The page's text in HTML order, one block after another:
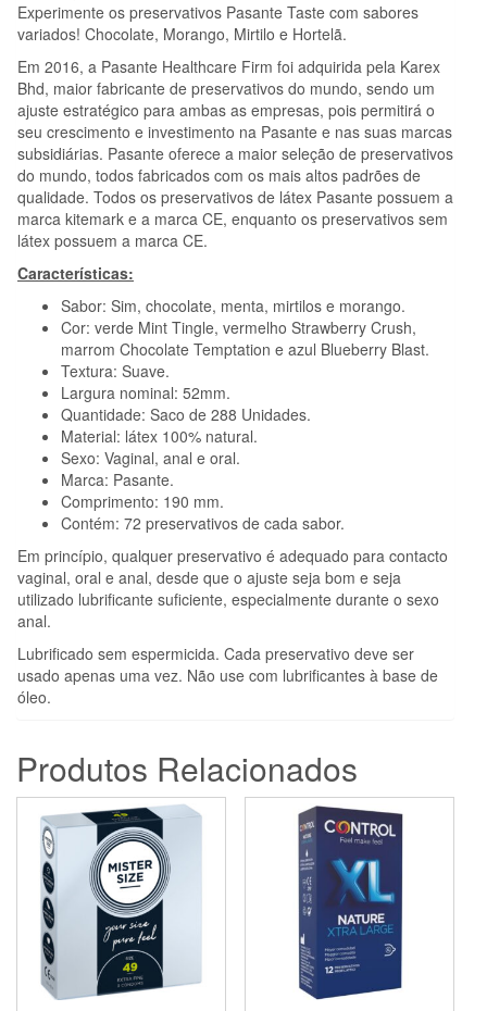
Experimente os preservativos Pasante Taste com sabores
variados! Chocolate, Morango, Mirtilo e Hortelã.
Em 2016, a Pasante Healthcare Firm foi adquirida pela Karex
Bhd, maior fabricante de preservativos do mundo, sendo um
ajuste estratégico para ambas as empresas, pois permitirá o
seu crescimento e investimento na Pasante e nas suas marcas
subsidiárias. Pasante oferece a maior seleção de preservativos
do mundo, todos fabricados com os mais altos padrões de
qualidade. Todos os preservativos de látex Pasante possuem a
marca kitemark e a marca CE, enquanto os preservativos sem
látex possuem a marca CE.
Características:
Sabor: Sim, chocolate, menta, mirtilos e morango.
Cor: verde Mint Tingle, vermelho Strawberry Crush,
marrom Chocolate Temptation e azul Blueberry Blast.
Textura: Suave.
Largura nominal: 52mm.
Quantidade: Saco de 288 Unidades.
Material: látex 100% natural.
Sexo: Vaginal, anal e oral.
Marca: Pasante.
Comprimento: 190 mm.
Contém: 72 preservativos de cada sabor.
Em princípio, qualquer preservativo é adequado para contacto
vaginal, oral e anal, desde que o ajuste seja bom e seja
utilizado lubrificante suficiente, especialmente durante o sexo
anal.
Lubrificado sem espermicida. Cada preservativo deve ser
usado apenas uma vez. Não use com lubrificantes à base de
óleo.
Produtos Relacionados